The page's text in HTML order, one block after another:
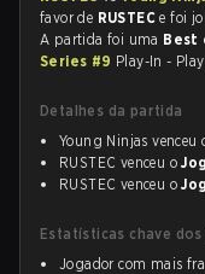
favor de RUSTECe foi
A partida foi uma Best
Series #9 Play-In -
Detalhes da partida
Young Ninjas venceu
RUSTEC venceu o
RUSTEC venceu o
Estatísticas chave
Jogador com mais